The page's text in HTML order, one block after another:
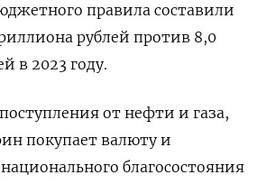
правила составили
рублей против 8,0
в 2023 году.
от нефти и газа,
покупает валюту и
благосостояния